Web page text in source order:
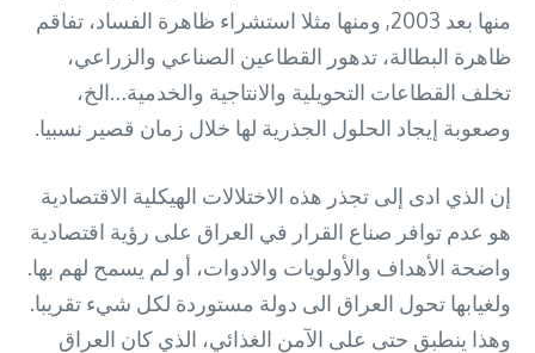
منها بعد 2003, ومنها مثلا استشراء ظاهرة الفساد، تفاقم
ظاهرة البطالة، تدهور القطاعين الصناعي والزراعي،
تخلف القطاعات التحويلية والانتاجية والخدمية…الخ،
وصعوبة إيجاد الحلول الجذرية لها خلال زمان قصير نسبيا.
إن الذي ادى إلى تجذر هذه الاختلالات الهيكلية الاقتصادية
هو عدم توافر صناع القرار في العراق على رؤية اقتصادية
واضحة الأهداف والأولويات والادوات، أو لم يسمح لهم بها.
ولغيابها تحول العراق الى دولة مستوردة لكل شيء تقريبا.
وهذا ينطبق حتى على الآمن الغذائي، الذي كان العراق